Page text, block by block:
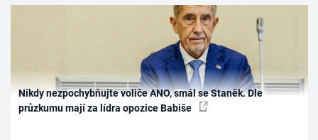
Nikdy nezpochybňujte voliče ANO, smál se Staněk. Dle
průzkumu mají za lídra opozice Babiše